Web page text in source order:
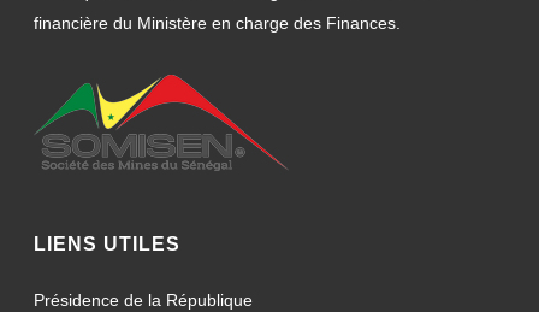
financière du Ministère en charge des Finances.
LIENS UTILES
Présidence de la République